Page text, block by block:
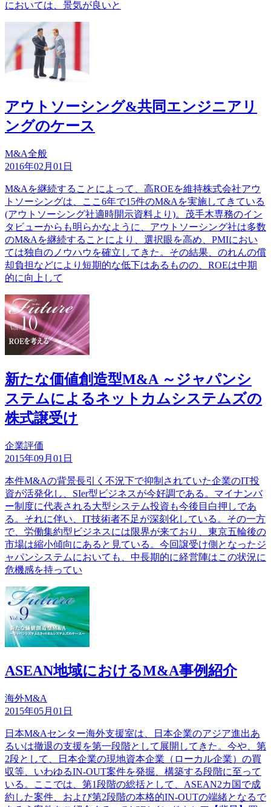
においては、景気が良いと
アウトソーシング&共同エンジニアリ
ングのケース
M&A全般
2016年02月01日
M&Aを継続することによって、高ROEを維持株式会社アウ
トソーシングは、ここ6年で15件のM&Aを実施してきている
(アウトソーシング社適時開示資料より)。茂手木専務のイン
タビューからも明らかなように、アウトソーシング社は多数
のM&Aを継続することにより、選択眼を高め、PMIにおい
ては独自のノウハウを確立してきた。その結果、のれんの償
却負担などにより短期的な低下はあるものの、ROEは中期
的に向上して
新たな価値創造型M&A ～ジャパンシ
ステムによるネットカムシステムズの
株式譲受け
企業評価
2015年09月01日
本件M&Aの背景長引く不況下で抑制されていた企業のIT投
資が活発化し、SIer型ビジネスが今好調である。マイナンバ
ー制度に代表される大型システム投資も今後目白押しであ
る。それに伴い、IT技術者不足が深刻化している。その一方
で、労働集約型ビジネスには限界が来ており、東京五輪後の
市場は縮小傾向にあると見ている。今回譲受け側となったジ
ャパンシステムにおいても、中長期的に経営陣はこの状況に
危機感を持ってい
ASEAN地域におけるM&A事例紹介
海外M&A
2015年05月01日
日本M&Aセンター海外支援室は、日本企業のアジア進出あ
るいは撤退の支援を第一段階として展開してきた。今や、第
2段として、日本企業の現地資本企業（ローカル企業）の買
収等、いわゆるIN-OUT案件を発掘、構築する段階に至って
いる。ここでは、第1段階の総括として、ASEAN2カ国で成
約した案件、および第2段階の本格的IN-OUTの端緒となるで